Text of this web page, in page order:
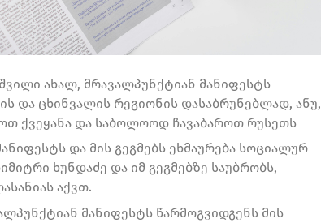
ახალ, მრავალპუნქტიან მანიფესტს
და ცხინვალის რეგიონის დასაბრუნებლად, ანუ,
ქვეყანა და საბოლოოდ ჩავაბაროთ რუსეთს
და მის გეგმებს ეხმაურება სოციალურ
ხუნდაძე და იმ გეგმებზე საუბრობს,
აქვთ.
მანიფესტს წარმოგვიდგენს მის